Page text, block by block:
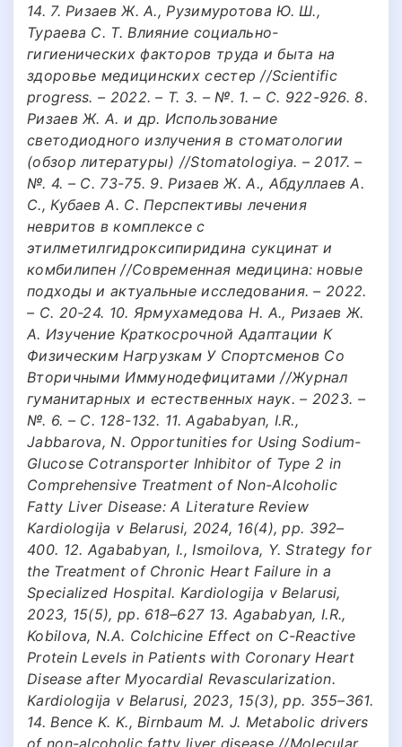
14. 7. Ризаев Ж. А., Рузимуротова Ю. Ш.,
Тураева С. Т. Влияние социально-
гигиенических факторов труда и быта на
здоровье медицинских сестер //Scientific
progress. – 2022. – Т. 3. – №. 1. – С. 922-926. 8.
Ризаев Ж. А. и др. Использование
светодиодного излучения в стоматологии
(обзор литературы) //Stomatologiya. – 2017. –
№. 4. – С. 73-75. 9. Ризаев Ж. А., Абдуллаев А.
С., Кубаев А. С. Перспективы лечения
невритов в комплексе с
этилметилгидроксипиридина сукцинат и
комбилипен //Современная медицина: новые
подходы и актуальные исследования. – 2022.
– С. 20-24. 10. Ярмухамедова Н. А., Ризаев Ж.
А. Изучение Краткосрочной Адаптации К
Физическим Нагрузкам У Спортсменов Со
Вторичными Иммунодефицитами //Журнал
гуманитарных и естественных наук. – 2023. –
№. 6. – С. 128-132. 11. Agababyan, I.R.,
Jabbarova, N. Opportunities for Using Sodium-
Glucose Cotransporter Inhibitor of Type 2 in
Comprehensive Treatment of Non-Alcoholic
Fatty Liver Disease: A Literature Review
Kardiologija v Belarusi, 2024, 16(4), pp. 392–
400. 12. Agababyan, I., Ismoilova, Y. Strategy for
the Treatment of Chronic Heart Failure in a
Specialized Hospital. Kardiologija v Belarusi,
2023, 15(5), pp. 618–627 13. Agababyan, I.R.,
Kobilova, N.A. Colchicine Effect on C-Reactive
Protein Levels in Patients with Coronary Heart
Disease after Myocardial Revascularization.
Kardiologija v Belarusi, 2023, 15(3), pp. 355–361.
14. Benсe K. K., Birnbaum M. J. Metaboliс drivers
of non-alсoholiс fatty liver disease //Moleсular